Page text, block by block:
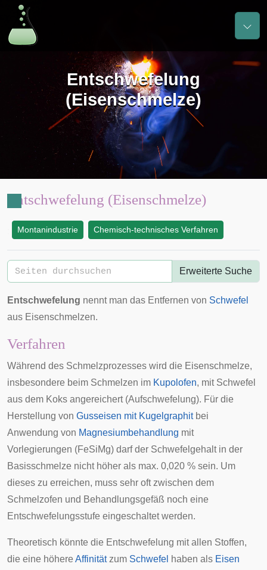
Entschwefelung
(Eisenschmelze)
Entschwefelung (Eisenschmelze)
Montanindustrie Chemisch-technisches Verfahren
Erweiterte Suche
Entschwefelung nennt man das Entfernen von Schwefel
aus Eisenschmelzen.
Verfahren
Während des Schmelzprozesses wird die Eisenschmelze,
insbesondere beim Schmelzen im Kupolofen, mit Schwefel
aus dem Koks angereichert (Aufschwefelung). Für die
Herstellung von Gusseisen mit Kugelgraphitbei
Anwendung von Magnesiumbehandlung mit
Vorlegierungen (FeSiMg) darf der Schwefelgehalt in der
Basisschmelze nicht höher als max. 0,020 % sein. Um
dieses zu erreichen, muss sehr oft zwischen dem
Schmelzofen und Behandlungsgefäß noch eine
Entschwefelungsstufe eingeschaltet werden.
Theoretisch könnte die Entschwefelung mit allen Stoffen,
die eine höhere Affinitätzum Schwefel haben als Eisen